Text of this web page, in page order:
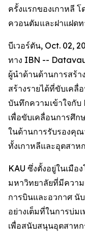
ครั้งแรกของเกาหลี
ควอนตัมและฝาแฝด
บีเวอร์ตัน, Oct. 02,
ทาง IBN --
ผู้นำด้านด้านการสร้
สร้างรายได้ที่ขับเคลื่
บันทึกความเข้าใจกับ
เพื่อขับเคลื่อนการศึก
ในด้านการรับรองคุ
ทั้งเกาหลีและอุตสาห
KAU ซึ่งตั้งอยู่ในเมือ
มหาวิทยาลัยที่มีควา
การบินและอวกาศ นั
อย่างเต็มที่ในการบ่ม
เพื่อสนับสนุนอุตสาห